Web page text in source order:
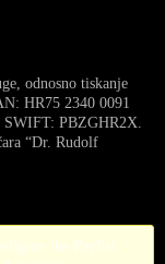
odnosno tiskanje
HR75 2340 0091
SWIFT: PBZGHR2X.
“Dr. Rudolf